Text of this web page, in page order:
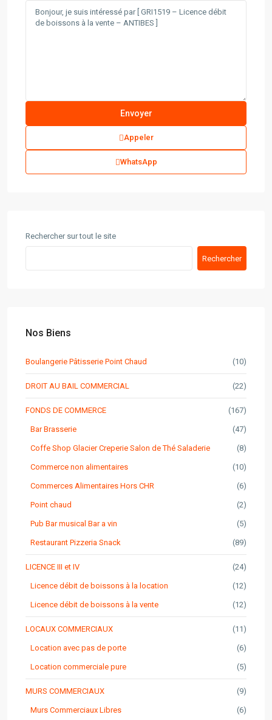
Appeler
WhatsApp
Rechercher sur tout le site
Rechercher
Nos Biens
Boulangerie Pâtisserie Point Chaud (10)
DROIT AU BAIL COMMERCIAL (22)
FONDS DE COMMERCE (167)
Bar Brasserie (47)
Coffe Shop Glacier Creperie Salon de Thé Saladerie (8)
Commerce non alimentaires (10)
Commerces Alimentaires Hors CHR (6)
Point chaud (2)
Pub Bar musical Bar a vin (5)
Restaurant Pizzeria Snack (89)
LICENCE III et IV (24)
Licence débit de boissons à la location (12)
Licence débit de boissons à la vente (12)
LOCAUX COMMERCIAUX (11)
Location avec pas de porte (6)
Location commerciale pure (5)
MURS COMMERCIAUX (9)
Murs Commerciaux Libres (6)